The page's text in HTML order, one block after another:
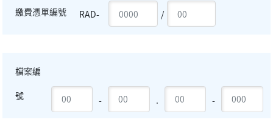
繳費憑單編號 RAD- /
檔案編
號
- . -